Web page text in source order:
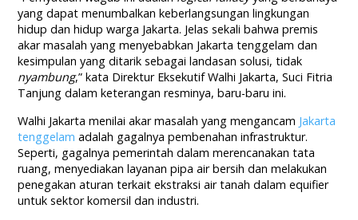
yang dapat menumbalkan keberlangsungan lingkungan
hidup dan hidup warga Jakarta. Jelas sekali bahwa premis
akar masalah yang menyebabkan Jakarta tenggelam dan
kesimpulan yang ditarik sebagai landasan solusi, tidak
nyambung,” kata Direktur Eksekutif Walhi Jakarta, Suci Fitria
Tanjung dalam keterangan resminya, baru-baru ini.
Walhi Jakarta menilai akar masalah yang mengancam Jakarta
tenggelam adalah gagalnya pembenahan infrastruktur.
Seperti, gagalnya pemerintah dalam merencanakan tata
ruang, menyediakan layanan pipa air bersih dan melakukan
penegakan aturan terkait ekstraksi air tanah dalam equifier
untuk sektor komersil dan industri.